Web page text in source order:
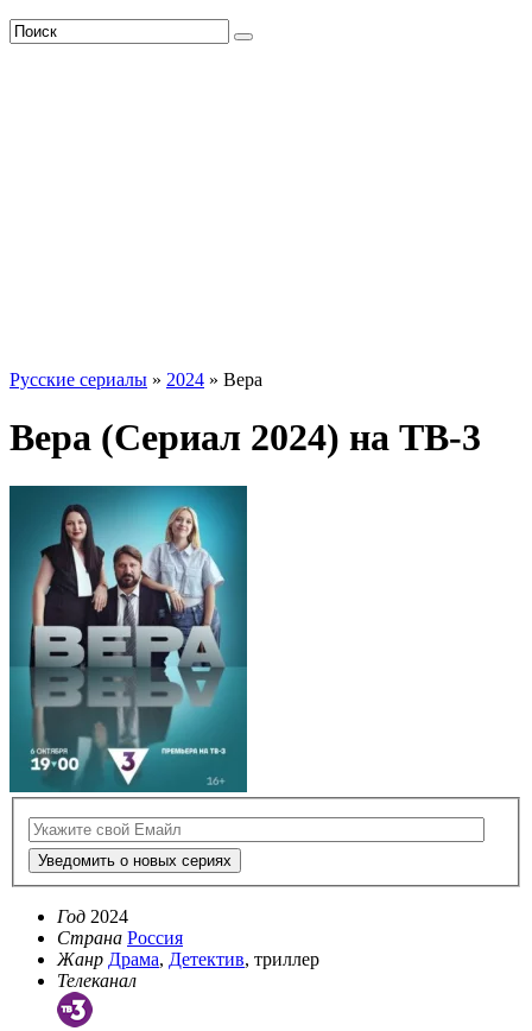
Русские сериалы » 2024 » Вера
Вера (Сериал 2024) на ТВ-3
Уведомить о новых сериях
Год 2024
Страна Россия
Жанр Драма, Детектив, триллер
Телеканал